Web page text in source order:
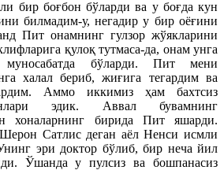
бир боғбон бўларди ва у боғда кун
билмадим-у, негадир у бир оёғини
Пит онамнинг гулзор жўякларини
қулоқ тутмаса-да, онам унга
бўларди. Пит мени
халал бериб, жиғига тегардим ва
Аммо иккимиз ҳам бахтсиз
эдик. Аввал бувамнинг
хоналарнинг бирида Пит яшарди.
Сатлис деган аёл Ненси исмли
эри доктор бўлиб, бир неча йил
Ўшанда у пулсиз ва бошпанасиз